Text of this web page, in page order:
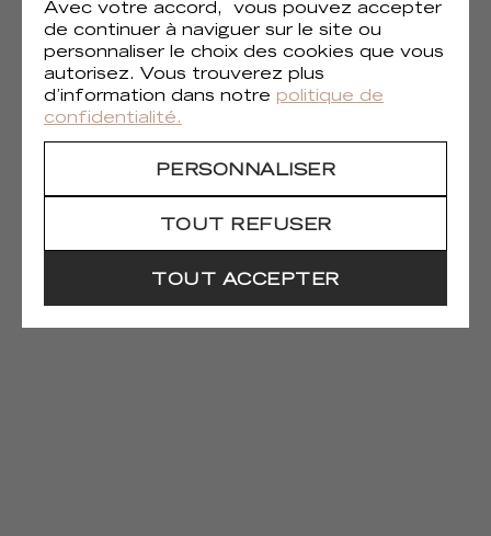
Avec votre accord, vous pouvez accepter
de continuer à naviguer sur le site ou
personnaliser le choix des cookies que vous
autorisez. Vous trouverez plus
d’information dans notre politique de
confidentialité.
PERSONNALISER
TOUT REFUSER
TOUT ACCEPTER